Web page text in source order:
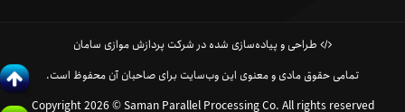
طراحی و پیاده‌سازی شده در شرکت پردازش موازی سامان
تمامی حقوق مادی و معنوی این وب‌سایت برای صاحبان آن محفوظ است.
Copyright 2026 © Saman Parallel Processing Co. All rights reserved